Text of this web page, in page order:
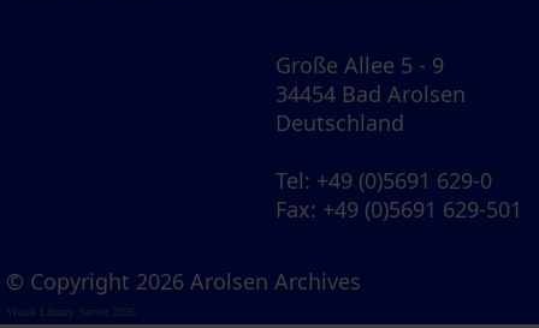
Große Allee 5 - 9
34454 Bad Arolsen
Deutschland
Tel: +49 (0)5691 629-0
Fax: +49 (0)5691 629-501
© Copyright 2026 Arolsen Archives
Visual Library Server 2026